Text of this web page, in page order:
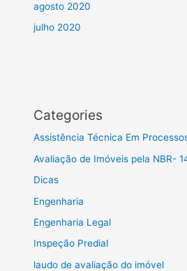
agosto 2020
julho 2020
Categories
Assistência Técnica Em
Avaliação de Imóveis pela NBR-
Dicas
Engenharia
Engenharia Legal
Inspeção Predial
laudo de avaliação do imóvel